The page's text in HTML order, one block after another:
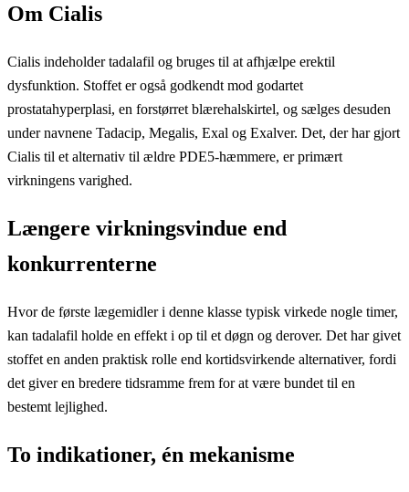
Om Cialis
Cialis indeholder tadalafil og bruges til at afhjælpe erektil
dysfunktion. Stoffet er også godkendt mod godartet
prostatahyperplasi, en forstørret blærehalskirtel, og sælges desuden
under navnene Tadacip, Megalis, Exal og Exalver. Det, der har gjort
Cialis til et alternativ til ældre PDE5-hæmmere, er primært
virkningens varighed.
Længere virkningsvindue end
konkurrenterne
Hvor de første lægemidler i denne klasse typisk virkede nogle timer,
kan tadalafil holde en effekt i op til et døgn og derover. Det har givet
stoffet en anden praktisk rolle end kortidsvirkende alternativer, fordi
det giver en bredere tidsramme frem for at være bundet til en
bestemt lejlighed.
To indikationer, én mekanisme